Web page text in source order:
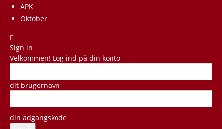
APK
Oktober
Sign in
Velkommen! Log ind på din konto
dit brugernavn
din adgangskode